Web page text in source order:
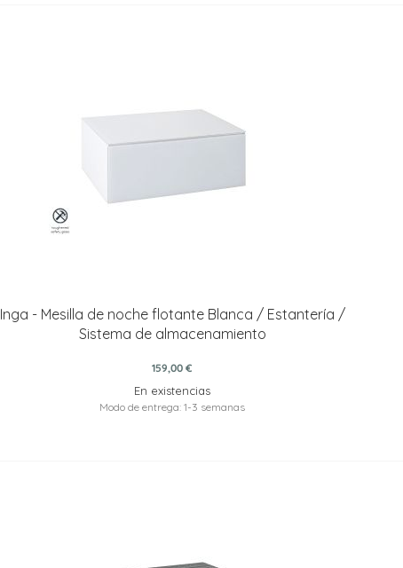
Inga - Mesilla de noche flotante Blanca / Estantería /
Sistema de almacenamiento
159,00 €
En existencias
Modo de entrega: 1-3 semanas